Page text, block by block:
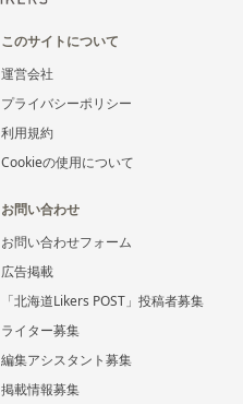
このサイトについて
運営会社
プライバシーポリシー
利用規約
Cookieの使用について
お問い合わせ
お問い合わせフォーム
広告掲載
「北海道Likers POST」投稿者募集
ライター募集
編集アシスタント募集
掲載情報募集